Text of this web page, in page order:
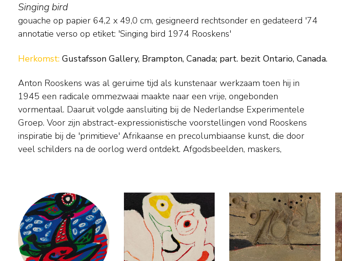
Singing bird
gouache op papier 64,2 x 49,0 cm, gesigneerd rechtsonder en gedateerd '74
annotatie verso op etiket: 'Singing bird 1974 Rooskens'
Herkomst: Gustafsson Gallery, Brampton, Canada; part. bezit Ontario, Canada.
Anton Rooskens was al geruime tijd als kunstenaar werkzaam toen hij in
1945 een radicale ommezwaai maakte naar een vrije, ongebonden
vormentaal. Daaruit volgde aansluiting bij de Nederlandse Experimentele
Groep. Voor zijn abstract-expressionistische voorstellingen vond Rooskens
inspiratie bij de 'primitieve' Afrikaanse en precolumbiaanse kunst, die door
veel schilders na de oorlog werd ontdekt. Afgodsbeelden, maskers,
schilden en hun karakteristieke versiering zijn dan ook terug te vinden in
vrijwel al zijn composities uit de jaren 40 en 50, beheerst door een levendig
lijnenspel en royaal gebruik van zwart. Na 1965 worden de composities
steeds kleuriger. De vormen hebben vaak zwarte contouren, en